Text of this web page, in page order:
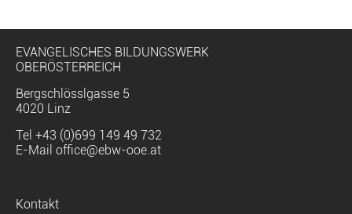
EVANGELISCHES BILDUNGSWERK
OBERÖSTERREICH
Bergschlösslgasse 5
4020 Linz
Tel +43 (0)699 149 49 732
E-Mail office@ebw-ooe.at
Navigation
Kontakt